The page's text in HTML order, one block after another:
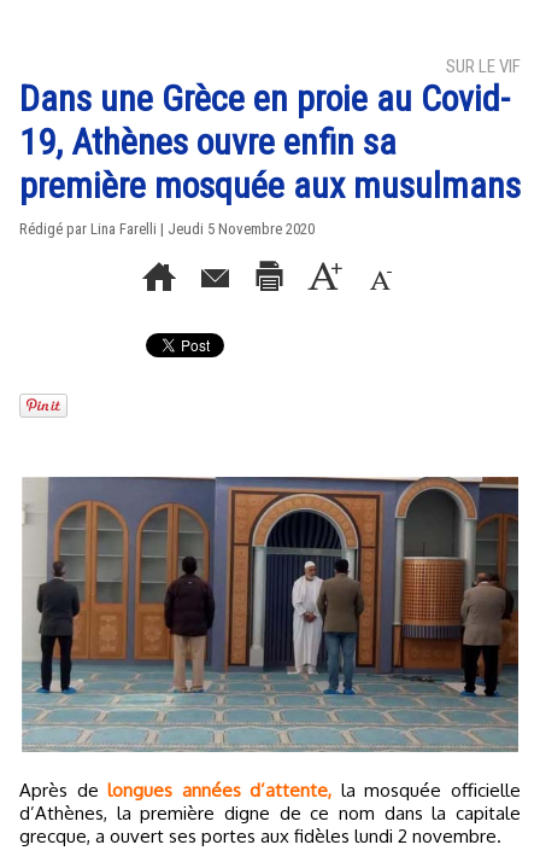
SUR LE VIF
Dans une Grèce en proie au Covid-
19, Athènes ouvre enfin sa
première mosquée aux musulmans
Rédigé par Lina Farelli | Jeudi 5 Novembre 2020
Après delongues années d’attente, la mosquée officielle
d’Athènes, la première digne de ce nom dans la capitale
grecque, a ouvert ses portes aux fidèles lundi 2 novembre.